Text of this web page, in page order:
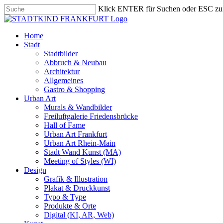
Skip
to
content
Klick ENTER für Suchen oder ESC
Close
search
Menu
Home
Stadt
Stadtbilder
Abbruch & Neubau
Architektur
Allgemeines
Gastro & Shopping
Urban Art
Murals & Wandbilder
Freiluftgalerie Friedensbrücke
Hall of Fame
Urban Art Frankfurt
Urban Art Rhein-Main
Stadt Wand Kunst (MA)
Meeting of Styles (WI)
Design
Grafik & Illustration
Plakat & Druckkunst
Typo & Type
Produkte & Orte
Digital (KI, AR, Web)